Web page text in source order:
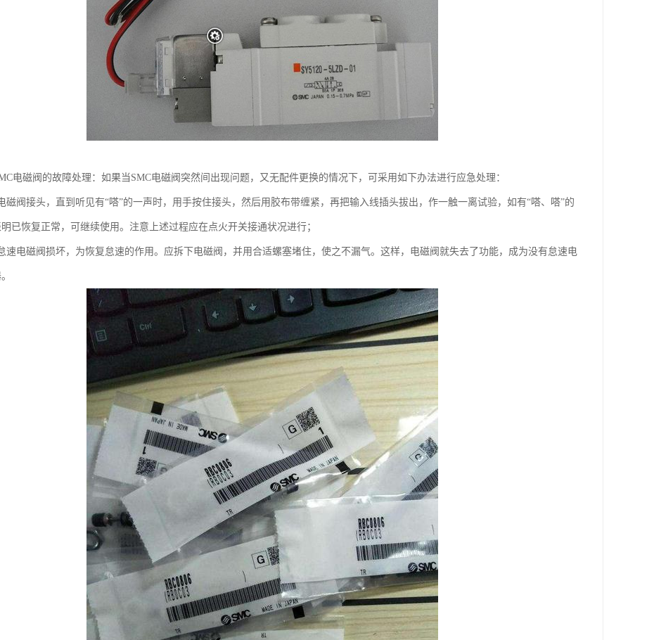
电磁阀的故障处理：如果当SMC电磁阀突然间出现问题，又无配件更换的情况下，可采用如下办法进行应急处理：
磁阀接头，直到听见有“嗒”的一声时，用手按住接头，然后用胶布带缠紧，再把输入线插头拔出，作一触一离试验，如有“嗒、嗒”的
已恢复正常，可继续使用。注意上述过程应在点火开关接通状况进行；
速电磁阀损坏，为恢复怠速的作用。应拆下电磁阀，并用合适螺塞堵住，使之不漏气。这样，电磁阀就失去了功能，成为没有怠速电